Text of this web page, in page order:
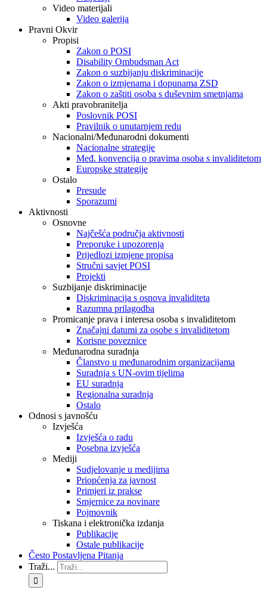
Video materijali
Video galerija
Pravni Okvir
Propisi
Zakon o POSI
Disability Ombudsman Act
Zakon o suzbijanju diskriminacije
Zakon o izmjenama i dopunama ZSD
Zakon o zaštiti osoba s duševnim smetnjama
Akti pravobranitelja
Poslovnik POSI
Pravilnik o unutarnjem redu
Nacionalni/Međunarodni dokumenti
Nacionalne strategije
Međ. konvencija o pravima osoba s invaliditetom
Europske strategije
Ostalo
Presude
Sporazumi
Aktivnosti
Osnovne
Najčešća područja aktivnosti
Preporuke i upozorenja
Prijedlozi izmjene propisa
Stručni savjet POSI
Projekti
Suzbijanje diskriminacije
Diskriminacija s osnova invaliditeta
Razumna prilagodba
Promicanje prava i interesa osoba s invaliditetom
Značajni datumi za osobe s invaliditetom
Korisne poveznice
Međunarodna suradnja
Članstvo u međunarodnim organizacijama
Suradnja s UN-ovim tijelima
EU suradnja
Regionalna suradnja
Ostalo
Odnosi s javnošću
Izvješća
Izvješća o radu
Posebna izvješća
Mediji
Sudjelovanje u medijima
Priopćenja za javnost
Primjeri iz prakse
Smjernice za novinare
Pojmovnik
Tiskana i elektronička izdanja
Publikacije
Ostale publikacije
Često Postavljena Pitanja
Traži...